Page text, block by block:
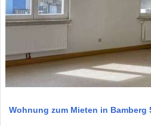
Wohnung zum Mieten in Bamberg